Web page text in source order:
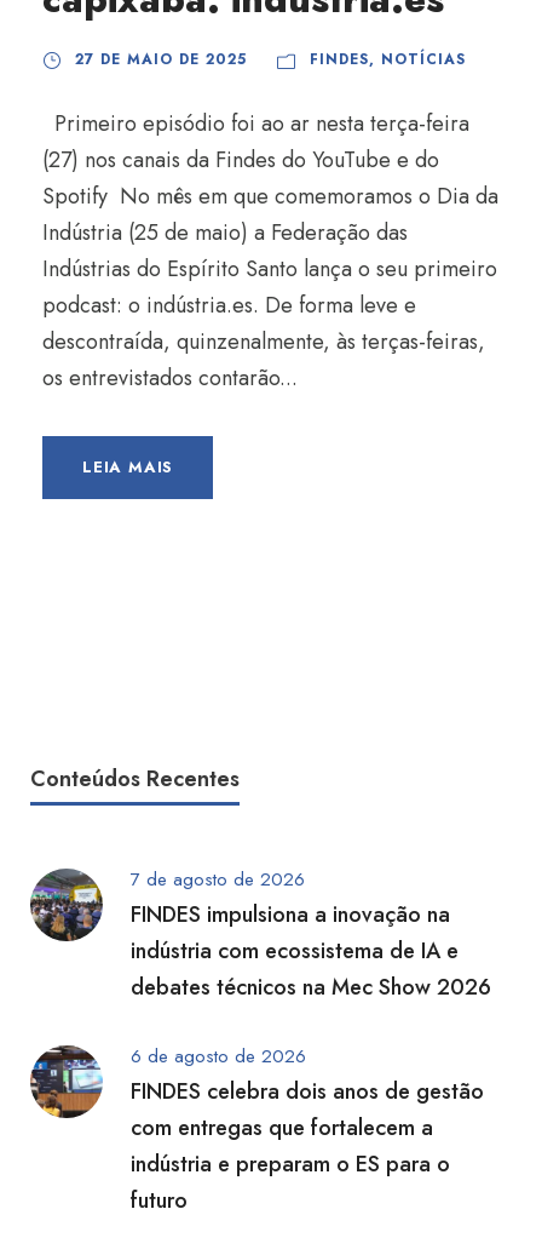
27 DE MAIO DE 2025 FINDES, NOTÍCIAS
Primeiro episódio foi ao ar nesta terça-feira
(27) nos canais da Findes do YouTube e do
Spotify No mês em que comemoramos o Dia da
Indústria (25 de maio) a Federação das
Indústrias do Espírito Santo lança o seu primeiro
podcast: o indústria.es. De forma leve e
descontraída, quinzenalmente, às terças-feiras,
os entrevistados contarão...
LEIA MAIS
Conteúdos Recentes
7 de agosto de 2026
FINDES impulsiona a inovação na
indústria com ecossistema de IA e
debates técnicos na Mec Show 2026
6 de agosto de 2026
FINDES celebra dois anos de gestão
com entregas que fortalecem a
indústria e preparam o ES para o
futuro